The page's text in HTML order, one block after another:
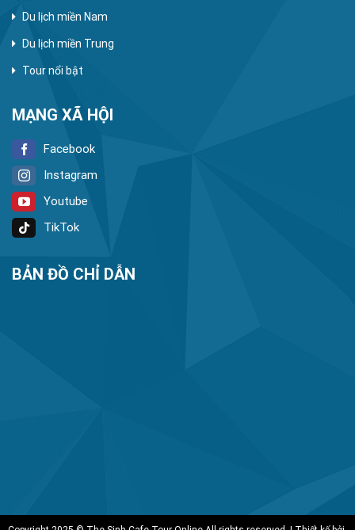
Du lịch miền Nam
Du lịch miền Trung
Tour nổi bật
MẠNG XÃ HỘI
Facebook
Instagram
Youtube
TikTok
BẢN ĐỒ CHỈ DẪN